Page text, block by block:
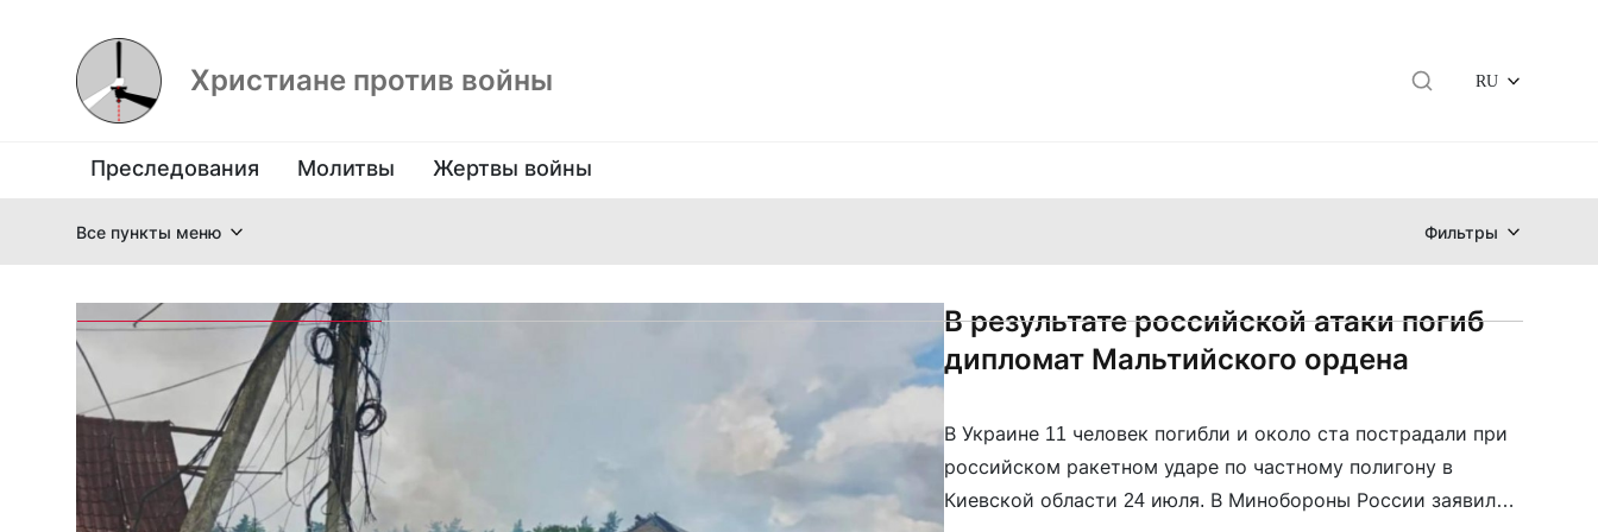
Христиане против войны RU
Преследования Молитвы Жертвы войны
Все пункты меню Фильтры
В результате российской атаки погиб
дипломат Мальтийского ордена
В Украине 11 человек погибли и около ста пострадали при
российском ракетном ударе по частному полигону в
Киевской области 24 июля. В Минобороны России заявили,